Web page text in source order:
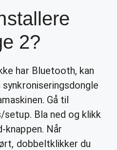
2?
har Bluetooth, kan
Gå til
Bla ned og klikk
knappen. Når
dobbeltklikker du